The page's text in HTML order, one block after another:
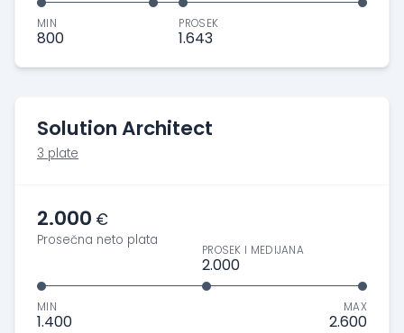
MIN
800
PROSEK
1.643
Solution Architect
3 plate
2.000 €
Prosečna neto plata
MIN
1.400
PROSEK I MEDIJANA
2.000
MAX
2.600